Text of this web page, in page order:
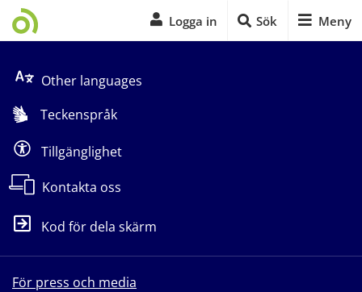
Logga in Sök Meny
Other languages
Teckenspråk
Tillgänglighet
Kontakta oss
Kod för dela skärm
För press och media